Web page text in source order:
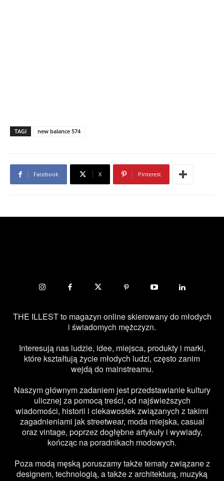
TAGI new balance 574
Facebook X Pinterest
THE ILLEST to magazyn online skierowany do młodych
i świadomych mężczyzn.
Interesują nas ludzie, idee, miejsca, produkty i marki,
które kształtują życie młodych ludzi, często zanim
wejdą do mainstreamu.
Naszym głównym zadaniem jest przedstawianie kultury
ulicznej za pomocą treści, od najświeższych
wiadomości, historii i ciekawostek związanych z takimi
zagadnieniami jak streetwear, moda miejska, casual
oraz vintage, poprzez dogłębne artykuły i wywiady,
kończąc na poradnikach modowych.
Poza modą męską poruszamy także tematy związane z
designem, technologią, a także z architekturą, muzyką